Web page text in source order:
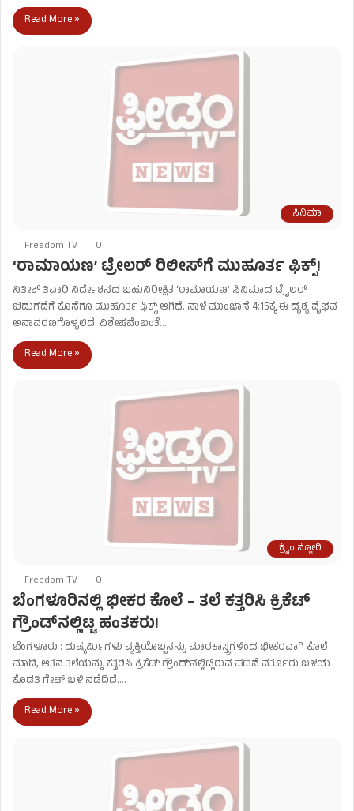
Read More »
ಸಿನಿಮಾ
Freedom TV 0
‘ರಾಮಾಯಣ’ ಟ್ರೇಲರ್ ರಿಲೀಸ್​ಗೆ ಮುಹೂರ್ತ ಫಿಕ್ಸ್!
ನಿತೀಶ್ ತಿವಾರಿ ನಿರ್ದೇಶನದ ಬಹುನಿರೀಕ್ಷಿತ ‘ರಾಮಾಯಣ’ ಸಿನಿಮಾದ ಟ್ರೈಲರ್
ಬಿಡುಗಡೆಗೆ ಕೊನೆಗೂ ಮುಹೂರ್ತ ಫಿಕ್ಸ್ ಆಗಿದೆ. ನಾಳೆ ಮುಂಜಾನೆ 4:15ಕ್ಕೆ ಈ ದೃಶ್ಯ ವೈಭವ
ಅನಾವರಣಗೊಳ್ಳಲಿದೆ. ವಿಶೇಷವೆಂಬಂತೆ…
Read More »
ಕ್ರೈಂ ಸ್ಟೋರಿ
Freedom TV 0
ಬೆಂಗಳೂರಿನಲ್ಲಿ ಭೀಕರ ಕೊಲೆ – ತಲೆ ಕತ್ತರಿಸಿ ಕ್ರಿಕೆಟ್
ಗ್ರೌಂಡ್​​ನಲ್ಲಿಟ್ಟ ಹಂತಕರು!
ಬೆಂಗಳೂರು : ದುಷ್ಕರ್ಮಿಗಳು ವ್ಯಕ್ತಿಯೊಬ್ಬನನ್ನು ಮಾರಕಾಸ್ತ್ರಗಳಿಂದ ಭೀಕರವಾಗಿ ಕೊಲೆ
ಮಾಡಿ, ಆತನ ತಲೆಯನ್ನು ಕತ್ತರಿಸಿ ಕ್ರಿಕೆಟ್ ಗ್ರೌಂಡ್​​​ನಲ್ಲಿಟ್ಟಿರುವ ಘಟನೆ ವರ್ತೂರು ಬಳಿಯ
ಕೊಡತಿ ಗೇಟ್​ ಬಳಿ ನಡೆದಿದೆ.…
Read More »